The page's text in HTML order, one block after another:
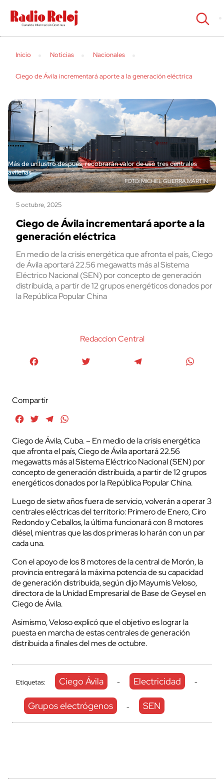
cerrar
Inicio Noticias Nacionales
Ciego de Ávila incrementará aporte a la generación eléctrica
Más de un lustro después, recobrarán valor de uso tres centrales
avileñas
MICHEL GUERRA MARTÍN
5 octubre, 2025
Ciego de Ávila incrementará aporte a la
generación eléctrica
En medio de la crisis energética que afronta el país, Ciego
de Ávila aportará 22.56 megawatts más al Sistema
Eléctrico Nacional (SEN) por concepto de generación
distribuida, a partir de 12 grupos energéticos donados por
la República Popular China
Redaccion Central
Compartir
FacebookTwitterTelegram
Ciego de Ávila, Cuba. – En medio de la crisis energética
que afronta el país, Ciego de Ávila aportará 22.56
megawatts más al Sistema Eléctrico Nacional (SEN) por
concepto de generación distribuida, a partir de 12 grupos
energéticos donados por la República Popular China.
Luego de sietw años fuera de servicio, volverán a operar 3
centrales eléctricas del territorio: Primero de Enero, Ciro
Redondo y Ceballos, la última funcionará con 8 motores
diésel, mientras que las dos primeras lo harán con un par
cada una.
Con el apoyo de los 8 motores de la central de Morón, la
provincia entregará la máxima potencia de su capacidad
de generación distribuida, según dijo Mayumis Veloso,
directora de la Unidad Empresarial de Base de Geysel en
Ciego de Ávila.
Asimismo, Veloso explicó que el objetivo es lograr la
puesta en marcha de estas centrales de generación
distribuida a finales del mes de octubre.
Etiquetas: Ciego Ávila - Electricidad -
Grupos electrógenos - SEN